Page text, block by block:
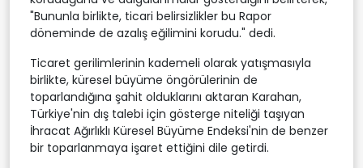
"Bununla birlikte, ticari belirsizlikler bu Rapor
döneminde de azalış eğilimini korudu." dedi.
Ticaret gerilimlerinin kademeli olarak yatışmasıyla
birlikte, küresel büyüme öngörülerinin de
toparlandığına şahit olduklarını aktaran Karahan,
Türkiye'nin dış talebi için gösterge niteliği taşıyan
İhracat Ağırlıklı Küresel Büyüme Endeksi'nin de benzer
bir toparlanmaya işaret ettiğini dile getirdi.